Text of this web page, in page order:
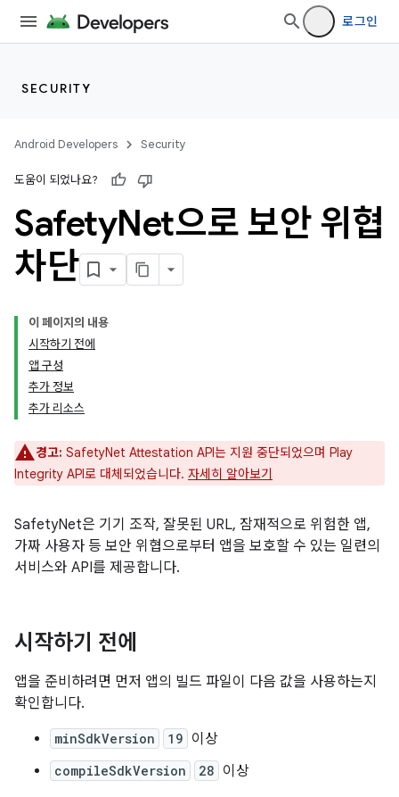
로그인
SECURITY
Android Developers Security
도움이 되었나요?
SafetyNet으로 보안 위협
차단
이 페이지의 내용
시작하기 전에
앱 구성
추가 정보
추가 리소스
경고: SafetyNet Attestation API는 지원 중단되었으며 Play
Integrity API로 대체되었습니다. 자세히 알아보기
SafetyNet은 기기 조작, 잘못된 URL, 잠재적으로 위험한 앱,
가짜 사용자 등 보안 위협으로부터 앱을 보호할 수 있는 일련의
서비스와 API를 제공합니다.
시작하기 전에
앱을 준비하려면 먼저 앱의 빌드 파일이 다음 값을 사용하는지
확인합니다.
minSdkVersion 19 이상
compileSdkVersion 28 이상